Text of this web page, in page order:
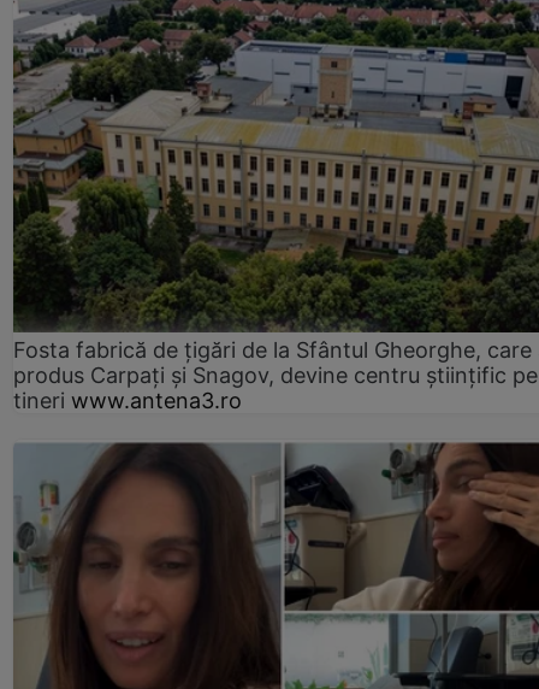
Fosta fabrică de țigări de la Sfântul Gheorghe, care
produs Carpați și Snagov, devine centru științific
tineri www.antena3.ro